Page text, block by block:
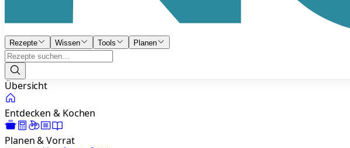
Rezepte Wissen Tools Planen
Übersicht
Entdecken & Kochen
Planen & Vorrat